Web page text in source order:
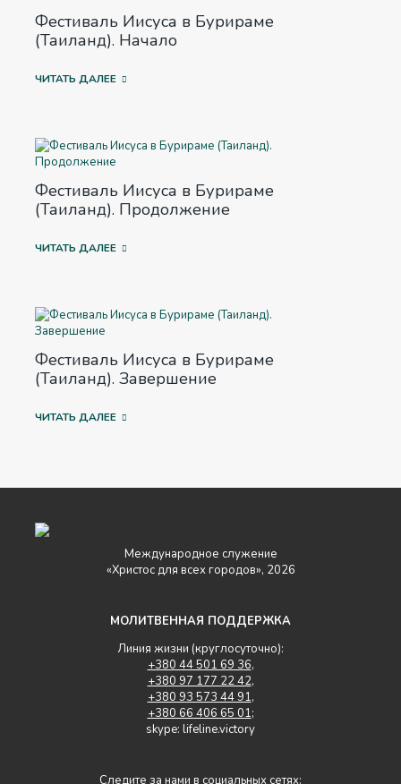
Фестиваль Иисуса в Бурираме
(Таиланд). Начало
ЧИТАТЬ ДАЛЕЕ
Фестиваль Иисуса в Бурираме
(Таиланд). Продолжение
ЧИТАТЬ ДАЛЕЕ
Фестиваль Иисуса в Бурираме
(Таиланд). Завершение
ЧИТАТЬ ДАЛЕЕ
Международное служение
«Христос для всех городов», 2026
МОЛИТВЕННАЯ ПОДДЕРЖКА
Линия жизни (круглосуточно):
+380 44 501 69 36,
+380 97 177 22 42,
+380 93 573 44 91,
+380 66 406 65 01;
skype: lifeline.victory
Следите за нами в социальных сетях: